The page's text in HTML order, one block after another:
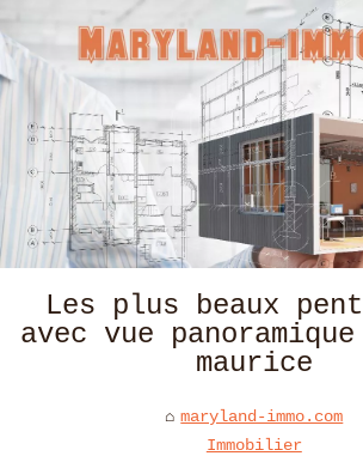
Les plus beaux
avec vue
maurice
maryland-immo.com
Immobilier